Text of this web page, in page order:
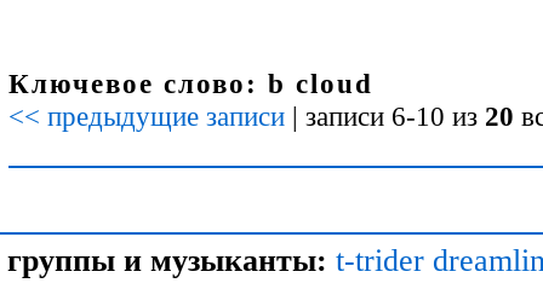
Ключевое слово: b cloud
<< предыдущие записи | записи 6-10 из 20
группы и музыканты: t-trider